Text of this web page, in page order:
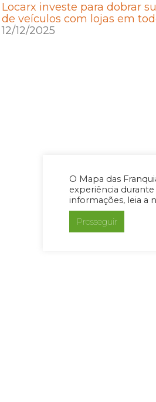
O Mapa das
experiência durante
informações, leia a
Prosseguir
Locarx investe para dobrar
de veículos com lojas em
12/12/2025